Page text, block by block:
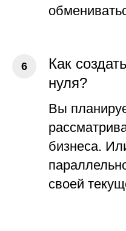
Как
нуля?
Вы
бизнеса.
своей